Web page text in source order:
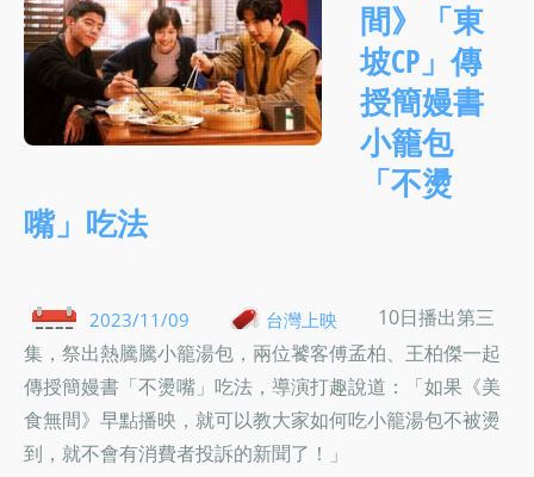
間》「東
坡CP」傳
授簡嫚書
小籠包
「不燙
嘴」吃法
2023/11/09 台灣上映
10日播出第三
集，祭出熱騰騰小籠湯包，兩位饕客傅孟柏、王柏傑一起
傳授簡嫚書「不燙嘴」吃法，導演打趣說道：「如果《美
食無間》早點播映，就可以教大家如何吃小籠湯包不被燙
到，就不會有消費者投訴的新聞了！」